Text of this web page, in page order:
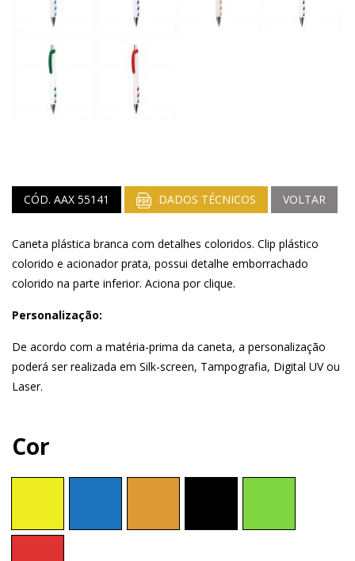
CÓD. AAX 55141 DADOS TÉCNICOS VOLTAR
Caneta plástica branca com detalhes coloridos. Clip plástico
colorido e acionador prata, possui detalhe emborrachado
colorido na parte inferior. Aciona por clique.
Personalização:
De acordo com a matéria-prima da caneta, a personalização
poderá ser realizada em Silk-screen, Tampografia, Digital UV ou
Laser.
Cor